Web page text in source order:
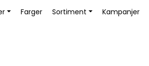
Bli Kunde / Logg inn
Farger Sortiment Kampanjer